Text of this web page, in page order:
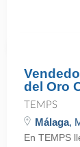
del Oro
TEMPS
Málaga,
En TEMPS